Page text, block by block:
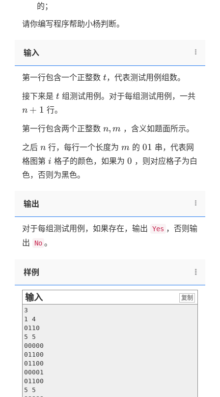
的；
请你编写程序帮助小杨判断。
输入
第一行包含一个正整数 t
t，代表测试用例组数。
接下来是 t
t 组测试用例。对于每组测试用例，一共
n + 1 行。
第一行包含两个正整数 n,m
n, m ，含义如题面所示。
之后 n
n 行，每行一个长度为 m
m 的 01
01 串，代表网
格图第 i
i 格子的颜色，如果为 0
0 ，则对应格子为白
色，否则为黑色。
输出
对于每组测试用例，如果存在，输出 Yes ，否则输
出
No 。
样例
输入
复制
3
1 4
0110
5 5
00000
01100
01100
00001
01100
5 5